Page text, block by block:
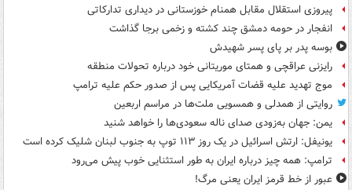
پیروزی استقلال مقابل همنام خوزستانی در دیداری تدارکاتی
انفجار در حومه دمشق چند کشته و زخمی برجا گذاشت
بوسه‌ پدر بر پای پسر شهیدش
رایزنی عراقچی و همتای موریتانی خود درباره تحولات منطقه
موج تهدید علیه قضات آمریکایی پس از صدور حکم علیه ترامپ
روایتی از همدلی و همسویی ملت‌ها در مراسم اربعین
یمن: جهان به‌زودی صدای ناله سعودی‌ها را خواهد شنید
یونیفل: ارتش اسرائیل در یک روز ۱۱۳ توپ به جنوب لبنان شلیک کرده است
ترامپ: همه چیز درباره ایران به طور استثنایی خوب پیش می‌رود
عبور از خط قرمز ایران یعنی مرگ!